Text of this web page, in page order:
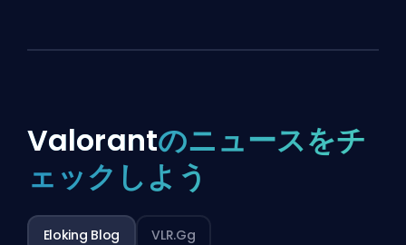
Valorantのニュースをチ
ェックしよう
Eloking Blog VLR.gg